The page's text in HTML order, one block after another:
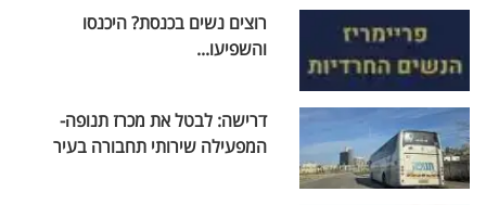
רוצים נשים בכנסת? היכנסו
והשפיעו...
דרישה: לבטל את מכרז תנופה-
המפעילה שירותי תחבורה בעיר